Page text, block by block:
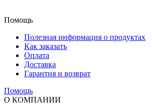
Помощь
Полезная информация о продуктах
Как заказать
Оплата
Доставка
Гарантия и возврат
Помощь
О КОМПАНИИ